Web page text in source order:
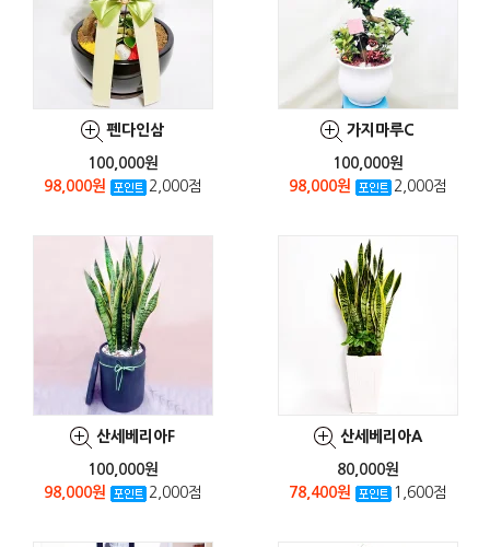
펜다인삼
100,000원
98,000원
2,000점
가지마루C
100,000원
98,000원
2,000점
산세베리아F
100,000원
98,000원
2,000점
산세베리아A
80,000원
78,400원
1,600점